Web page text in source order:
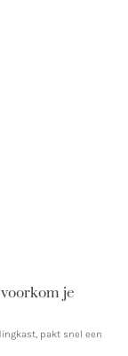
je
pakt snel een